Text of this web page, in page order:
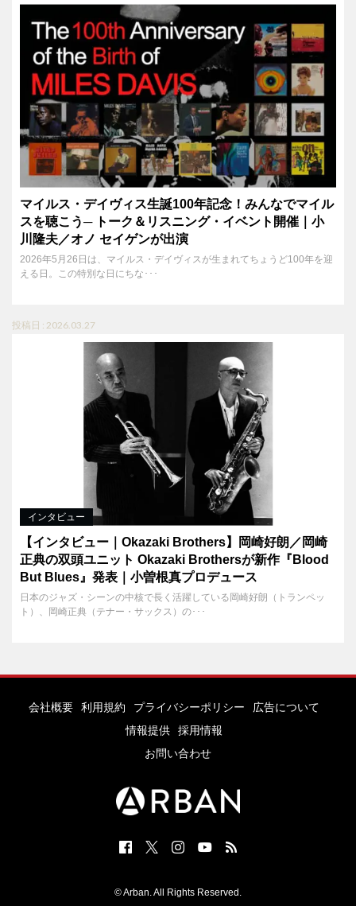
マイルス・デイヴィス生誕100年記念！みんなでマイル
スを聴こう─ トーク＆リスニング・イベント開催｜小
川隆夫／オノ セイゲンが出演
2026年5月26日は、マイルス・デイヴィスが生まれてちょうど100年を迎
える日。この特別な日にちな･･･
投稿日 : 2026.03.27
インタビュー
【インタビュー｜Okazaki Brothers】岡崎好朗／岡崎
正典の双頭ユニット Okazaki Brothersが新作『Blood
But Blues』発表｜小曽根真プロデュース
日本のジャズ・シーンの中核で長く活躍している岡崎好朗（トランペッ
ト）、岡崎正典（テナー・サックス）の･･･
会社概要 利用規約 プライバシーポリシー
広告について
情報提供
採用情報
お問い合わせ
© Arban. All Rights Reserved.